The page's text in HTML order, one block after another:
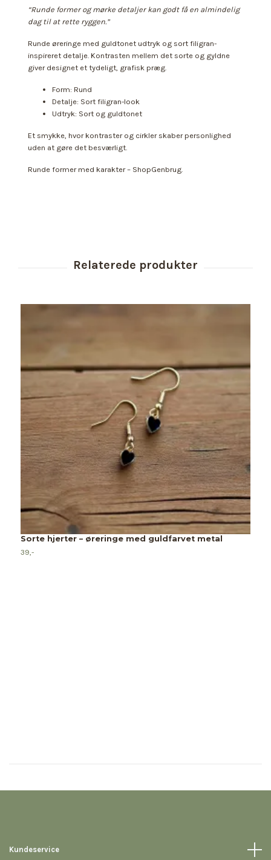
“Runde former og mørke detaljer kan godt få en almindelig
dag til at rette ryggen.”
Runde øreringe med guldtonet udtryk og sort filigran-
inspireret detalje. Kontrasten mellem det sorte og gyldne
giver designet et tydeligt, grafisk præg.
Form: Rund
Detalje: Sort filigran-look
Udtryk: Sort og guldtonet
Et smykke, hvor kontraster og cirkler skaber personlighed
uden at gøre det besværligt.
Runde former med karakter – ShopGenbrug.
Sorte hjerter – øreringe med guldfarvet metal
39,-
Kundeservice